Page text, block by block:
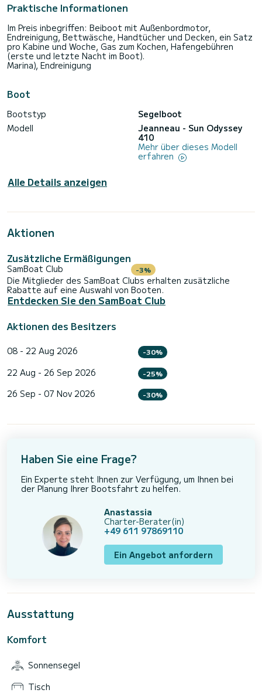
Praktische Informationen
Im Preis inbegriffen: Beiboot mit Außenbordmotor,
Endreinigung, Bettwäsche, Handtücher und Decken, ein Satz
pro Kabine und Woche, Gas zum Kochen, Hafengebühren
(erste und letzte Nacht im Boot).
Marina), Endreinigung
Boot
Bootstyp
Segelboot
Modell
Jeanneau - Sun Odyssey
410
Mehr über dieses Modell
erfahren
Alle Details anzeigen
Aktionen
Zusätzliche Ermäßigungen
SamBoat Club -3%
Die Mitglieder des SamBoat Clubs erhalten zusätzliche
Rabatte auf eine Auswahl von Booten.
Entdecken Sie den SamBoat Club
Aktionen des Besitzers
08 - 22 Aug 2026 -30%
22 Aug - 26 Sep 2026 -25%
26 Sep - 07 Nov 2026 -30%
Haben Sie eine Frage?
Ein Experte steht Ihnen zur Verfügung, um Ihnen bei
der Planung Ihrer Bootsfahrt zu helfen.
Anastassia
Charter-Berater(in)
+49 611 97869110
Ein Angebot anfordern
Ausstattung
Komfort
Sonnensegel
Tisch